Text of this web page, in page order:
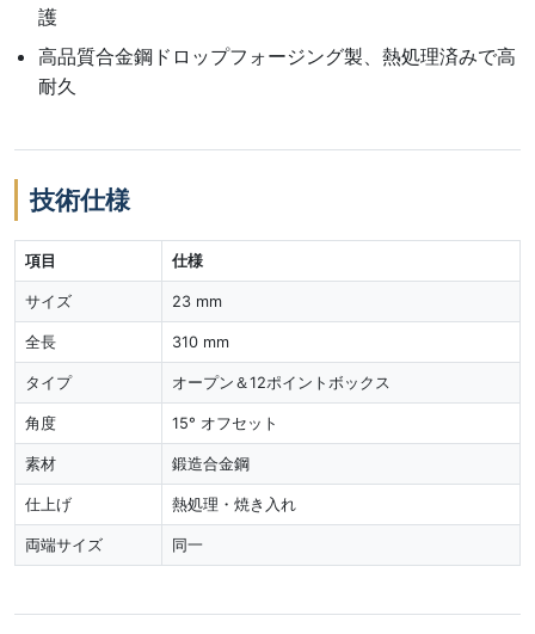
護
高品質合金鋼ドロップフォージング製、熱処理済みで高
耐久
技術仕様
項目 仕様
サイズ 23 mm
全長 310 mm
タイプ オープン＆12ポイントボックス
角度 15° オフセット
素材 鍛造合金鋼
仕上げ 熱処理・焼き入れ
両端サイズ 同一